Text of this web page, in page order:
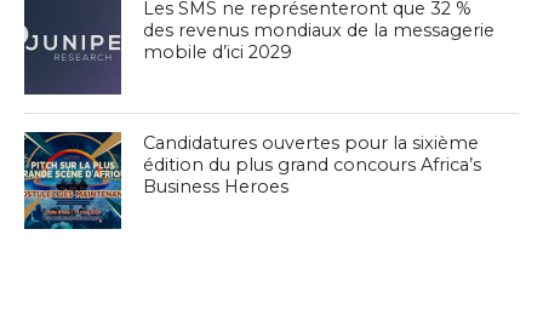
Les SMS ne représenteront que 32 %
des revenus mondiaux de la messagerie
mobile d’ici 2029
Candidatures ouvertes pour la sixième
édition du plus grand concours Africa’s
Business Heroes